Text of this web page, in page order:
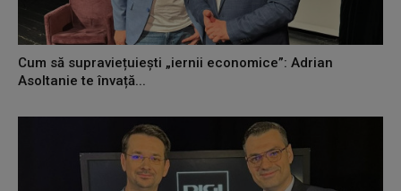
Cum să supraviețuiești „iernii economice”: Adrian
Asoltanie te învață...